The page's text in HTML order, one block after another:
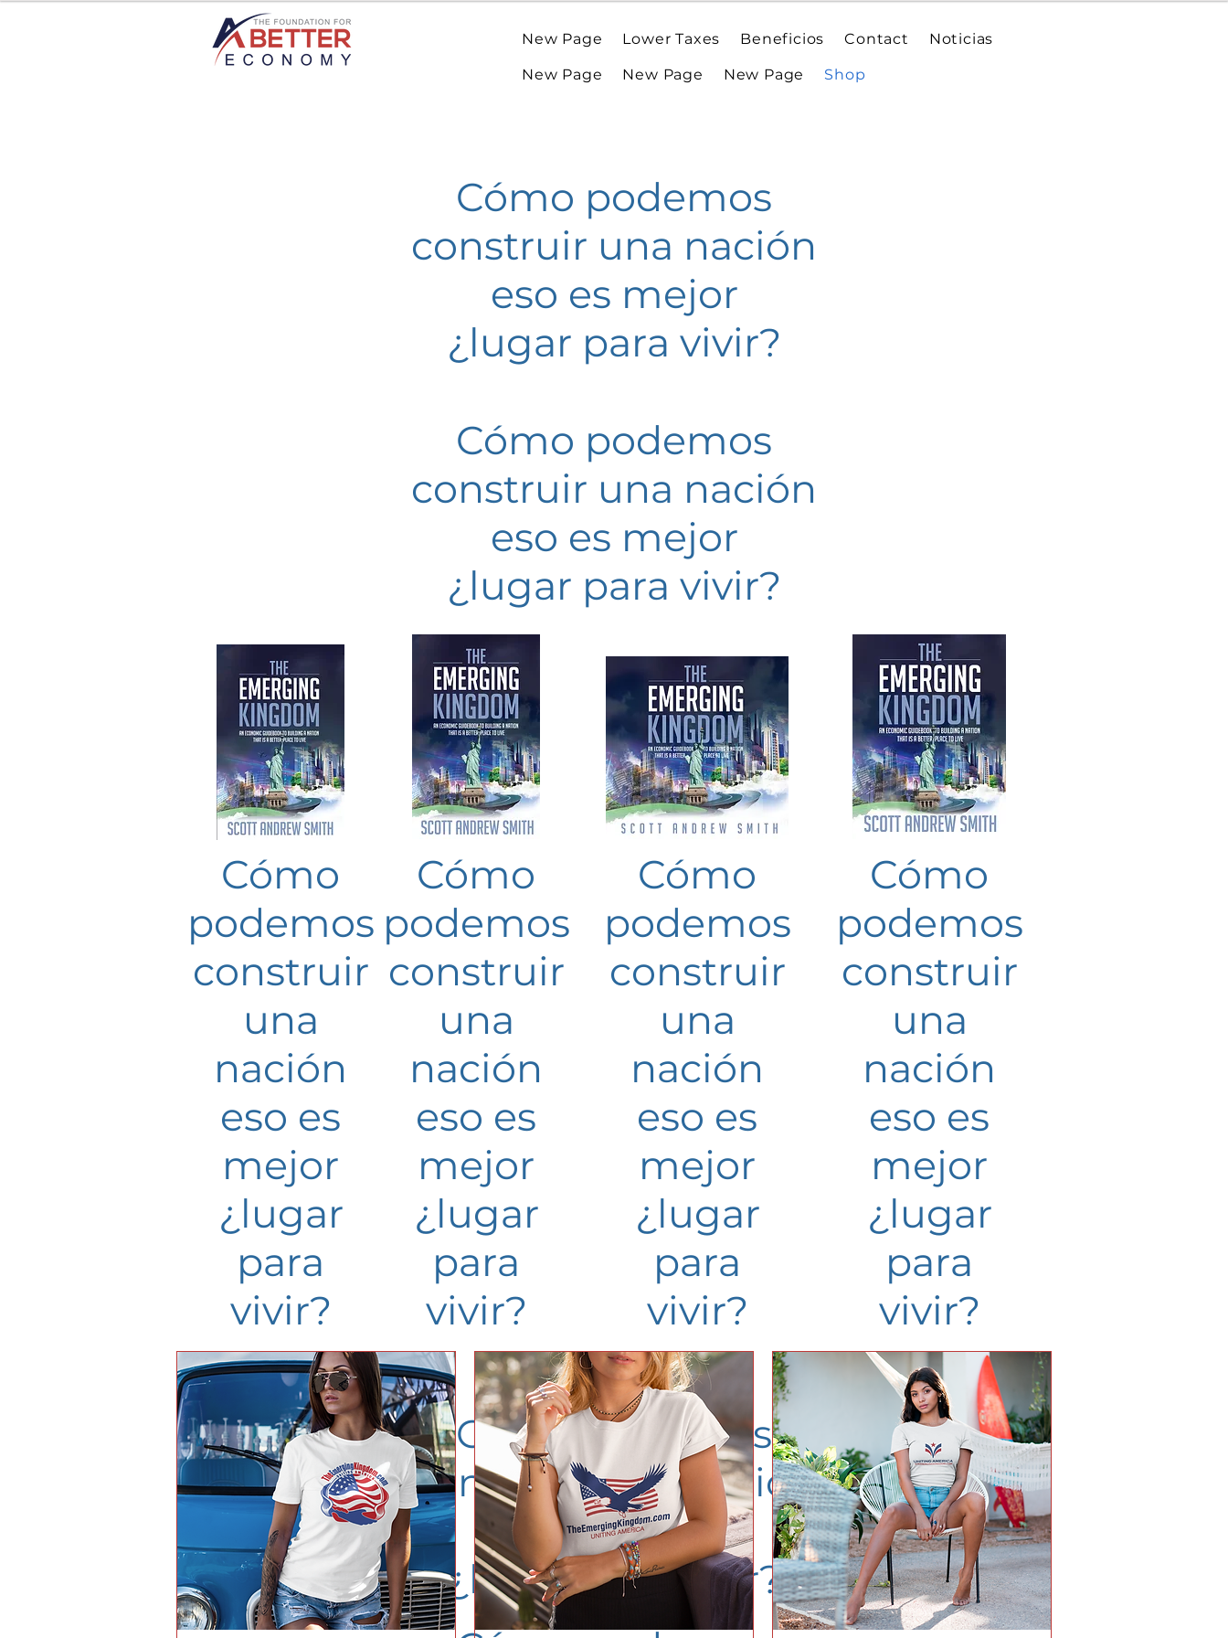
New Page Lower Taxes Beneficios Contact Noticias
New Page New Page New Page Shop
Cómo podemos
construir una nación
eso es mejor
¿lugar para vivir?
Cómo podemos
construir una nación
eso es mejor
¿lugar para vivir?
Cómo
podemos
construir
una
nación
eso es
mejor
¿lugar
para
vivir?
Cómo
podemos
construir
una
nación
eso es
mejor
¿lugar
para
vivir?
Cómo
podemos
construir
una
nación
eso es
mejor
¿lugar
para
vivir?
Cómo
podemos
construir
una
nación
eso es
mejor
¿lugar
para
vivir?
Preview for Free
Cómo podemos
construir una nación
eso es mejor
¿lugar para vivir?